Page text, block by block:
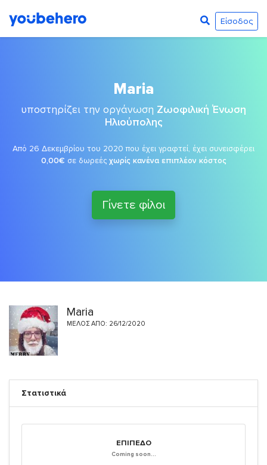
Είσοδος
Maria
υποστηρίζει την οργάνωση Ζωοφιλική Ένωση
Ηλιούπολης
Από 26 Δεκεμβρίου του 2020 που έχει γραφτεί, έχει συνεισφέρει
0,00€ σε δωρεές χωρίς κανένα επιπλέον κόστος
Γίνετε φίλοι
Maria
ΜΈΛΟΣ ΑΠΌ: 26/12/2020
Στατιστικά
ΕΠΊΠΕΔΟ
Coming soon...